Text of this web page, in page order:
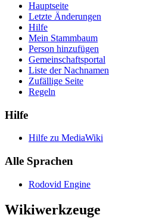
Hauptseite
Letzte Änderungen
Hilfe
Mein Stammbaum
Person hinzufügen
Gemeinschafts­portal
Liste der Nachnamen
Zufällige Seite
Regeln
Hilfe
Hilfe zu MediaWiki
Alle Sprachen
Rodovid Engine
Wikiwerkzeuge